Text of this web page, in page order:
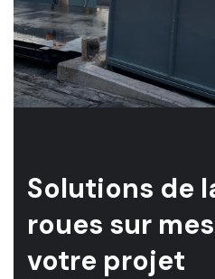
Solutions de
roues sur
votre projet